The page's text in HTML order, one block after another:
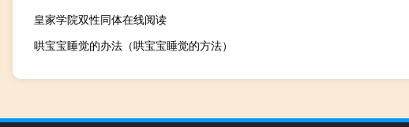
皇家学院双性同体在线阅读
哄宝宝睡觉的办法（哄宝宝睡觉的方法）